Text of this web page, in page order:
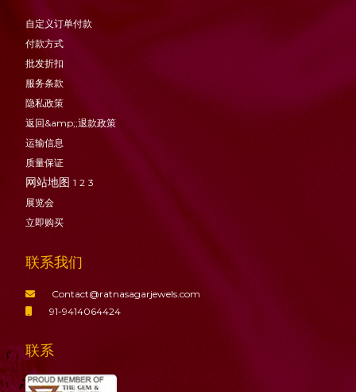
自定义订单付款
付款方式
批发折扣
服务条款
隐私政策
返回&amp;;退款政策
运输信息
质量保证
网站地图 1 2 3
展览会
立即购买
联系我们
Contact@ratnasagarjewels.com
91-9414064424
联系